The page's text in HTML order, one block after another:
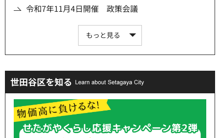
令和7年11月4日開催 政策会議
もっと見る
世田谷区を知る